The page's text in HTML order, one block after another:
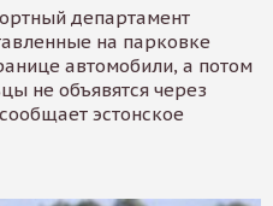
департамент
на парковке
автомобили, а потом
не объявятся через
эстонское